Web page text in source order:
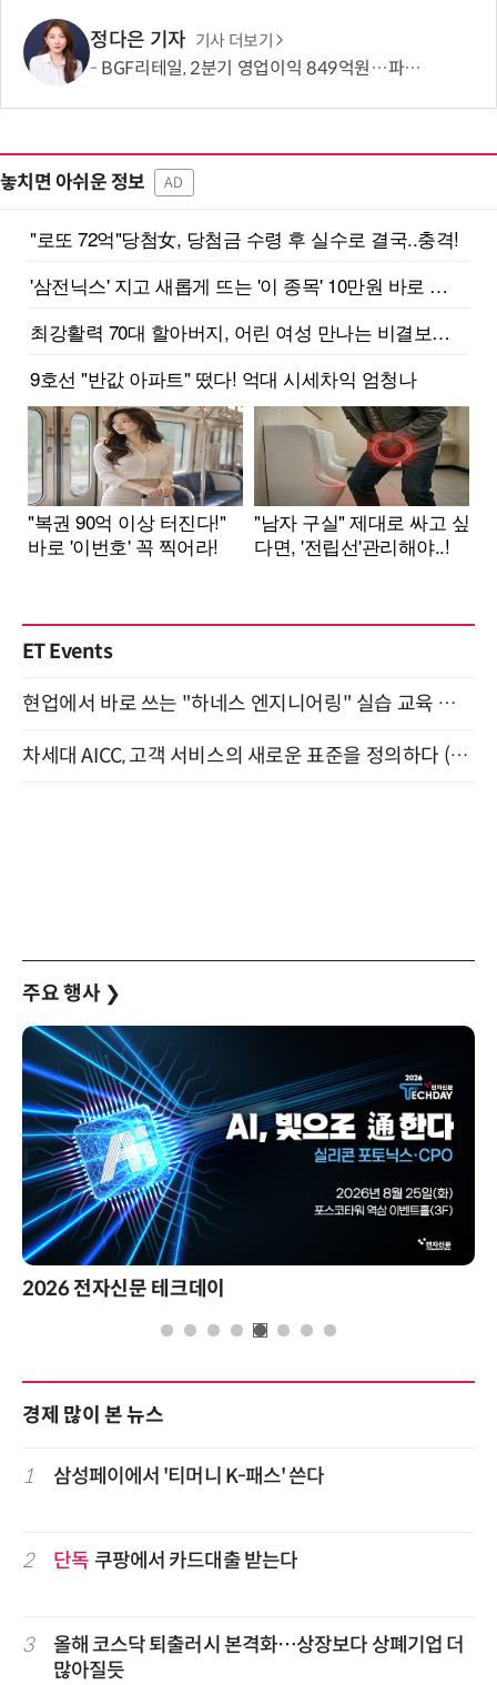
정다은 기자 기사 더보기
BGF리테일, 2분기 영업이익 849억원…파업 여파에도 전년比 22.3%↑
놓치면 아쉬운 정보 AD
ET Events
현업에서 바로 쓰는 "하네스 엔지니어링" 실습 교육 워크숍 8월 20일 개최
차세대 AICC, 고객 서비스의 새로운 표준을 정의하다 (9/9)
주요 행사 ❯
2026 전자신문 테크데이
경제 많이 본 뉴스
1 삼성페이에서 '티머니 K-패스' 쓴다
2 단독 쿠팡에서 카드대출 받는다
3
올해 코스닥 퇴출러시 본격화…상장보다 상폐기업 더
많아질듯